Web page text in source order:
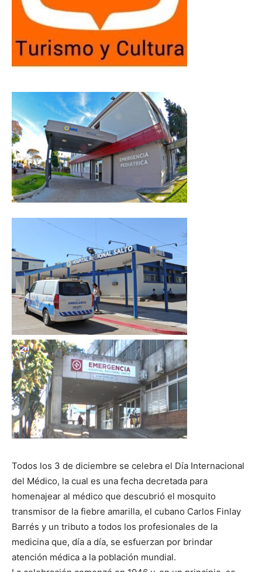
Todos los 3 de diciembre se celebra el Día Internacional
del Médico, la cual es una fecha decretada para
homenajear al médico que descubrió el mosquito
transmisor de la fiebre amarilla, el cubano Carlos Finlay
Barrés y un tributo a todos los profesionales de la
medicina que, día a día, se esfuerzan por brindar
atención médica a la población mundial.